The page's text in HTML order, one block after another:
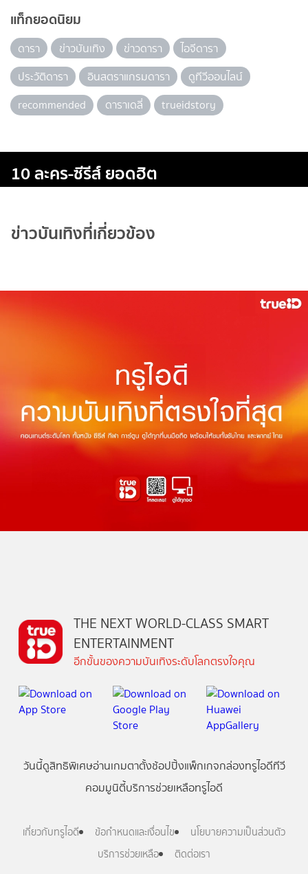
แท็กยอดนิยม
ดารา ข่าวบันเทิง ข่าวดารา
ไอจีดารา
ประวัติดารา
อินสตราแกรมดารา
ดูทีวีออนไลน์
recommended
ดาราเดลี่ trueidstory
10 ละคร-ซีรีส์ ยอดฮิต
ข่าวบันเทิงที่เกี่ยวข้อง
THE NEXT WORLD-CLASS SMART
ENTERTAINMENT
อีกขั้นของความบันเทิงระดับโลกตรงใจคุณ
วันนี้ดูสิทธิพิเศษอ่านเกมตาตั้งช้อปปิ้งแพ็กเกจกล่องทรูไอดีทีวี
คอมมูนิตี้บริการช่วยเหลือทรูไอดี
เกี่ยวกับทรูไอดี ข้อกำหนดและเงื่อนไข
นโยบายความเป็นส่วนตัว
บริการช่วยเหลือ
ติดต่อเรา